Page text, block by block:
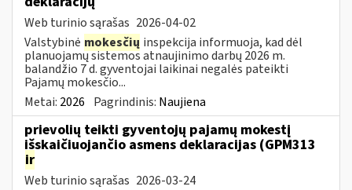
Web turinio sąrašas 2026-04-02
Valstybinė mokesčių inspekcija informuoja, kad dėl
planuojamų sistemos atnaujinimo darbų 2026 m.
balandžio 7 d. gyventojai laikinai negalės pateikti
Pajamų mokesčio...
Metai: 2026 Pagrindinis: Naujiena
prievolių teikti gyventojų pajamų mokestį
išskaičiuojančio asmens deklaracijas (GPM313
ir
Web turinio sąrašas 2026-03-24